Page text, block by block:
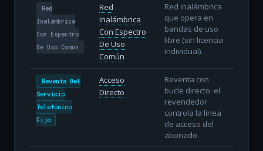
Red
Inalámbrica
Con Espectro
De Uso Común
Red
Inalámbrica
Con Espectro
De Uso
Común
Red inalámbrica
que opera en
bandas de uso
libre (sin licencia
individual).
Reventa Del
Servicio
Telefónico
Fijo
Acceso
Directo
Reventa con
bucle directo: el
revendedor
controla la línea
de acceso del
abonado.